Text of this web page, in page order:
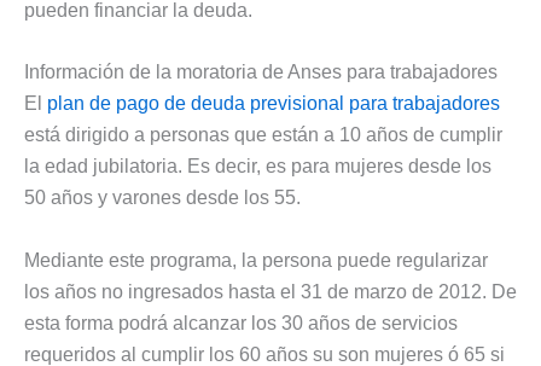
pueden financiar la deuda.
Información de la moratoria de Anses para trabajadores
El plan de pago de deuda previsional para trabajadores
está dirigido a personas que están a 10 años de cumplir
la edad jubilatoria. Es decir, es para mujeres desde los
50 años y varones desde los 55.
Mediante este programa, la persona puede regularizar
los años no ingresados hasta el 31 de marzo de 2012. De
esta forma podrá alcanzar los 30 años de servicios
requeridos al cumplir los 60 años su son mujeres ó 65 si